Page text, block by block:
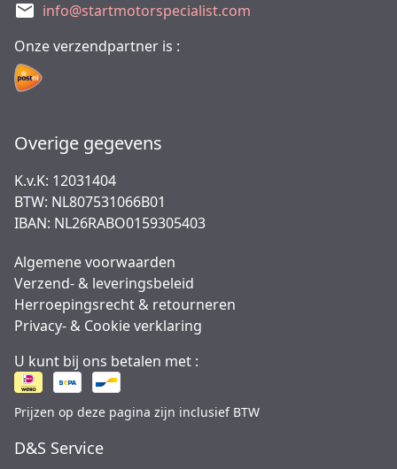
info@startmotorspecialist.com
Onze verzendpartner is :
Overige gegevens
K.v.K: 12031404
BTW: NL807531066B01
IBAN: NL26RABO0159305403
Algemene voorwaarden
Verzend- & leveringsbeleid
Herroepingsrecht & retourneren
Privacy- & Cookie verklaring
U kunt bij ons betalen met :
Prijzen op deze pagina zijn inclusief BTW
D&S Service